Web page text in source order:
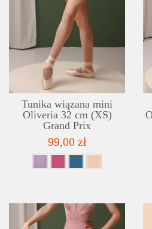
Tunika wiązana mini
Oliveria 32 cm (XS)
Grand Prix
99,00 zł